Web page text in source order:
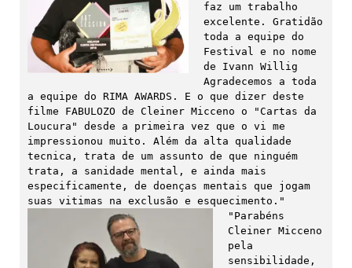
faz um trabalho
excelente. Gratidão
toda a equipe do
Festival e no nome
de Ivann Willig
Agradecemos a toda
a equipe do RIMA AWARDS. E o que dizer deste
filme FABULOZO de Cleiner Micceno o "Cartas da
Loucura" desde a primeira vez que o vi me
impressionou muito. Além da alta qualidade
tecnica, trata de um assunto de que ninguém
trata, a sanidade mental, e ainda mais
especificamente, de doenças mentais que jogam
"Parabéns
Cleiner Micceno
pela
sensibilidade,